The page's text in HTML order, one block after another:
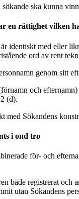
ska kunna
en rättighet vilken
identiskt med eller
ord av rent
genom sitt
och
(d).
med Sökandens
i ond tro
för- och
både registrerat och
utan Sökandens